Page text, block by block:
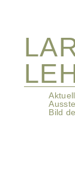
Navigation
Aktuell
Bild